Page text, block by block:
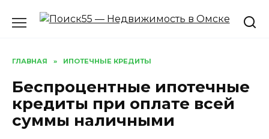
ГЛАВНАЯ » ИПОТЕЧНЫЕ КРЕДИТЫ
Беспроцентные ипотечные
кредиты при оплате всей
суммы наличными